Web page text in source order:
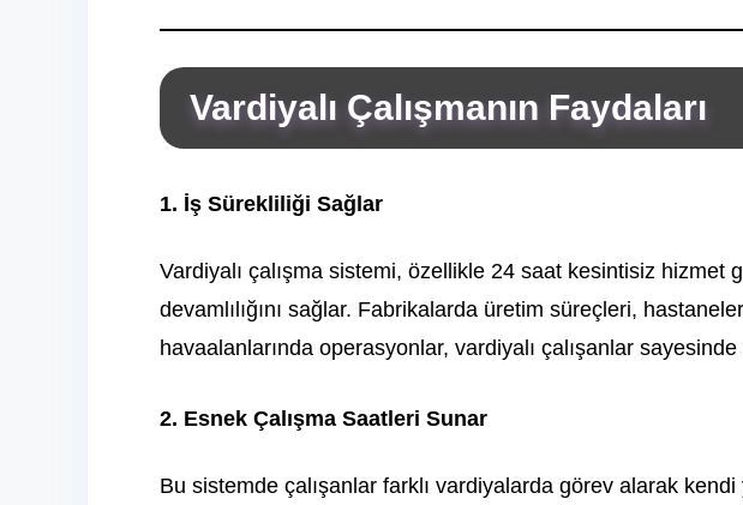
Vardiyalı Çalışmanın Faydaları
1. İş Sürekliliği Sağlar
Vardiyalı çalışma sistemi, özellikle 24 saat kesintisiz hizmet
devamlılığını sağlar. Fabrikalarda üretim süreçleri,
havaalanlarında operasyonlar, vardiyalı çalışanlar
2. Esnek Çalışma Saatleri Sunar
Bu sistemde çalışanlar farklı vardiyalarda görev alarak